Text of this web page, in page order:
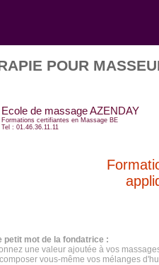
POUR
Ecole de massage AZENDAY
Formations certifiantes en Massage BE
Tel : 01.46.36.11.11
petit mot de la fondatrice :
une valeur ajoutée à vos
vous-même vos mélanges